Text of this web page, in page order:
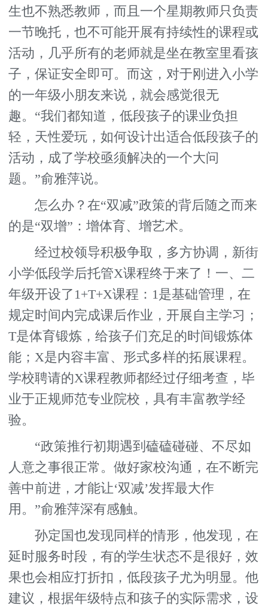
生也不熟悉教师，而且一个星期教师只负责
一节晚托，也不可能开展有持续性的课程或
活动，几乎所有的老师就是坐在教室里看孩
子，保证安全即可。而这，对于刚进入小学
的一年级小朋友来说，就会感觉很无
趣。“我们都知道，低段孩子的课业负担
轻，天性爱玩，如何设计出适合低段孩子的
活动，成了学校亟须解决的一个大问
题。”俞雅萍说。
怎么办？在“双减”政策的背后随之而来
的是“双增”：增体育、增艺术。
经过校领导积极争取，多方协调，新街
小学低段学后托管X课程终于来了！一、二
年级开设了1+T+X课程：1是基础管理，在
规定时间内完成课后作业，开展自主学习；
T是体育锻炼，给孩子们充足的时间锻炼体
能；X是内容丰富、形式多样的拓展课程。
学校聘请的X课程教师都经过仔细考查，毕
业于正规师范专业院校，具有丰富教学经
验。
“政策推行初期遇到磕磕碰碰、不尽如
人意之事很正常。做好家校沟通，在不断完
善中前进，才能让‘双减’发挥最大作
用。”俞雅萍深有感触。
孙定国也发现同样的情形，他发现，在
延时服务时段，有的学生状态不是很好，效
果也会相应打折扣，低段孩子尤为明显。他
建议，根据年级特点和孩子的实际需求，设